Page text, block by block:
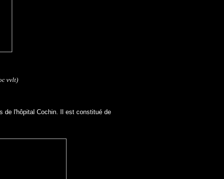
vvlt)
de l'hôpital Cochin. Il est constitué de